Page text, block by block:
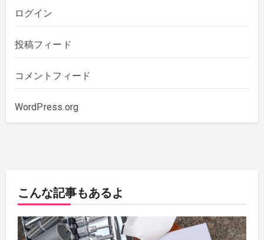
2020年10月
2019年12月
2019年11月
2019年10月
2018年5月
2018年4月 (1)
ログイン
投稿フィード
コメントフィード
WordPress.org
こんな記事もあるよ